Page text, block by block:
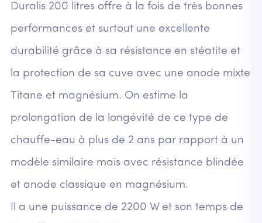
Duralis 200 litres offre à la fois de très bonnes
performances et surtout une excellente
durabilité grâce à sa résistance en stéatite et
la protection de sa cuve avec une anode mixte
Titane et magnésium. On estime la
prolongation de la longévité de ce type de
chauffe-eau à plus de 2 ans par rapport à un
modèle similaire mais avec résistance blindée
et anode classique en magnésium.
Il a une puissance de 2200 W et son temps de